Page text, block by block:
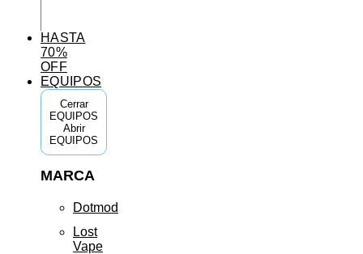
HASTA
70%
OFF
EQUIPOS
Cerrar
EQUIPOS
Abrir
EQUIPOS
MARCA
Dotmod
Lost
Vape